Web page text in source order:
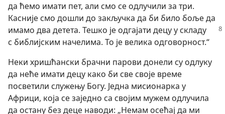
да ћемо имати пет, али смо се одлучили за три.
Касније смо дошли до закључка да би било боље да
имамо два детета. Тешко је одгајати децу у складу
с библијским начелима. То је велика одговорност.“
Неки хришћански брачни парови донели су одлуку
да неће имати децу како би све своје време
посветили служењу Богу. Једна мисионарка у
Африци, која се заједно са својим мужем одлучила
да остану без деце наводи: „Немам осећај да ми